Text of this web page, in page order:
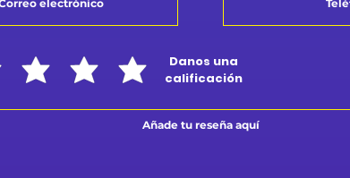
Danos una
calificación